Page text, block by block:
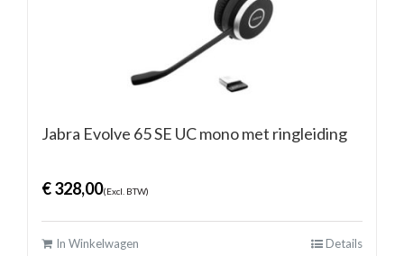
Jabra Evolve 65 SE UC mono met ringleiding
€328,00(Excl. BTW)
In Winkelwagen Details